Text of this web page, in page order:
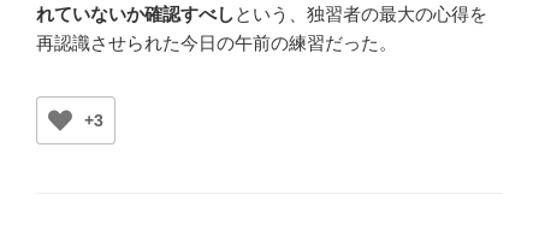
れていないか確認すべしという、独習者の最大の心得を
再認識させられた今日の午前の練習だった。
+3